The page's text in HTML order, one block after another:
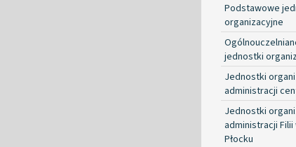
Podstawowe
organizacyjne
jednostki
Jednostki
administracji
Jednostki
administracji Filii
Płocku